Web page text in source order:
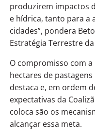
produzirem impactos
e hídrica, tanto para a
cidades”, pondera
Estratégia Terrestre
O compromisso com
hectares de
destaca e, em ordem
expectativas da
coloca são os
alcançar essa meta.